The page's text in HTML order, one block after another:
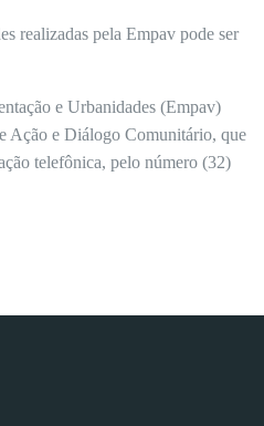
realizadas pela Empav pode ser
e Urbanidades (Empav)
Ação e Diálogo Comunitário, que
telefônica, pelo número (32)